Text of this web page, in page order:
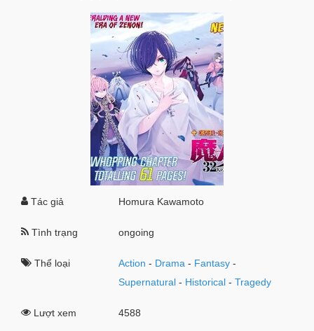
Tác giả Homura Kawamoto
Tình trạng ongoing
Thể loại Action - Drama - Fantasy -
Supernatural - Historical -Tragedy
Lượt xem 4588